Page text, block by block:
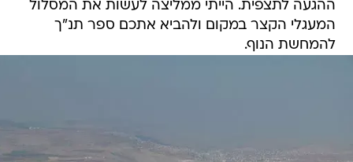
ההגעה לתצפית. הייתי ממליצה לעשות את המסלול
המעגלי הקצר במקום ולהביא אתכם ספר תנ"ך
להמחשת הנוף.